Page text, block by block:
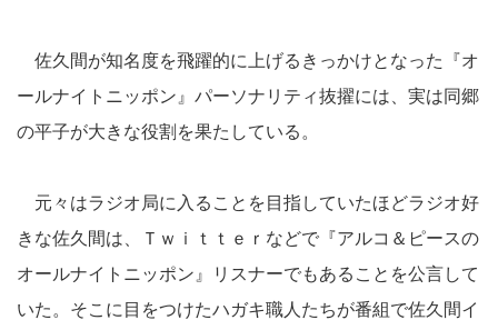
佐久間が知名度を飛躍的に上げるきっかけとなった『オ
ールナイトニッポン』パーソナリティ抜擢には、実は同郷
の平子が大きな役割を果たしている。
元々はラジオ局に入ることを目指していたほどラジオ好
きな佐久間は、Ｔｗｉｔｔｅｒなどで『アルコ＆ピースの
オールナイトニッポン』リスナーでもあることを公言して
いた。そこに目をつけたハガキ職人たちが番組で佐久間イ